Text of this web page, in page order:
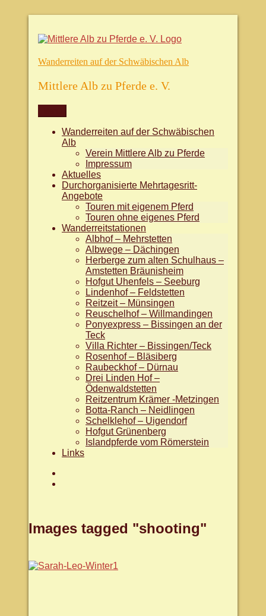
Zum
springen
Wanderreiten auf der Schwäbischen Alb
Mittlere Alb zu Pferde e. V.
Wanderreiten auf der Schwäbischen
Alb
Verein Mittlere Alb zu Pferde
Impressum
Aktuelles
Durchorganisierte Mehrtagesritt-
Angebote
Touren mit eigenem Pferd
Touren ohne eigenes Pferd
Wanderreitstationen
Albhof – Mehrstetten
Albwege – Dächingen
Herberge zum alten Schulhaus –
Amstetten Bräunisheim
Hofgut Uhenfels – Seeburg
Lindenhof – Feldstetten
Reitzeit – Münsingen
Reuschelhof – Willmandingen
Ponyexpress – Bissingen an der
Teck
Villa Richter – Bissingen/Teck
Rosenhof – Bläsiberg
Raubeckhof – Dürnau
Drei Linden Hof –
Ödenwaldstetten
Reitzentrum Krämer -Metzingen
Botta-Ranch – Neidlingen
Schelklehof – Uigendorf
Hofgut Grünenberg
Islandpferde vom Römerstein
Links
Images tagged "shooting"